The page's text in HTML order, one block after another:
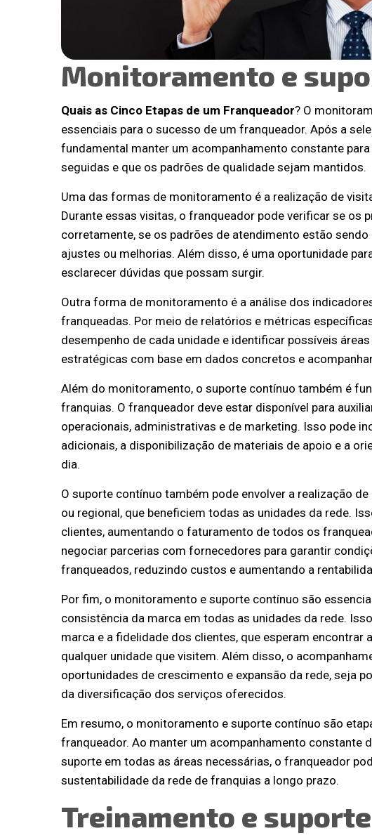
Monitoramento e
Quais as Cinco Etapas de um Franqueador? O
essenciais para o sucesso de um franqueador. Após a
fundamental manter um acompanhamento constante
seguidas e que os padrões de qualidade sejam mantidos.
Uma das formas de monitoramento é a realização de
Durante essas visitas, o franqueador pode verificar se os
corretamente, se os padrões de atendimento estão
ajustes ou melhorias. Além disso, é uma oportunidade
esclarecer dúvidas que possam surgir.
Outra forma de monitoramento é a análise dos
franqueadas. Por meio de relatórios e métricas
desempenho de cada unidade e identificar possíveis
estratégicas com base em dados concretos e
Além do monitoramento, o suporte contínuo também é
franquias. O franqueador deve estar disponível para
operacionais, administrativas e de marketing. Isso pode
adicionais, a disponibilização de materiais de apoio e a
dia.
O suporte contínuo também pode envolver a realização
ou regional, que beneficiem todas as unidades da rede.
clientes, aumentando o faturamento de todos os
negociar parcerias com fornecedores para garantir
franqueados, reduzindo custos e aumentando a
Por fim, o monitoramento e suporte contínuo são
consistência da marca em todas as unidades da rede.
marca e a fidelidade dos clientes, que esperam encontrar
qualquer unidade que visitem. Além disso, o
oportunidades de crescimento e expansão da rede, seja
da diversificação dos serviços oferecidos.
Em resumo, o monitoramento e suporte contínuo são
franqueador. Ao manter um acompanhamento constante
suporte em todas as áreas necessárias, o franqueador
sustentabilidade da rede de franquias a longo prazo.
Treinamento e suporte